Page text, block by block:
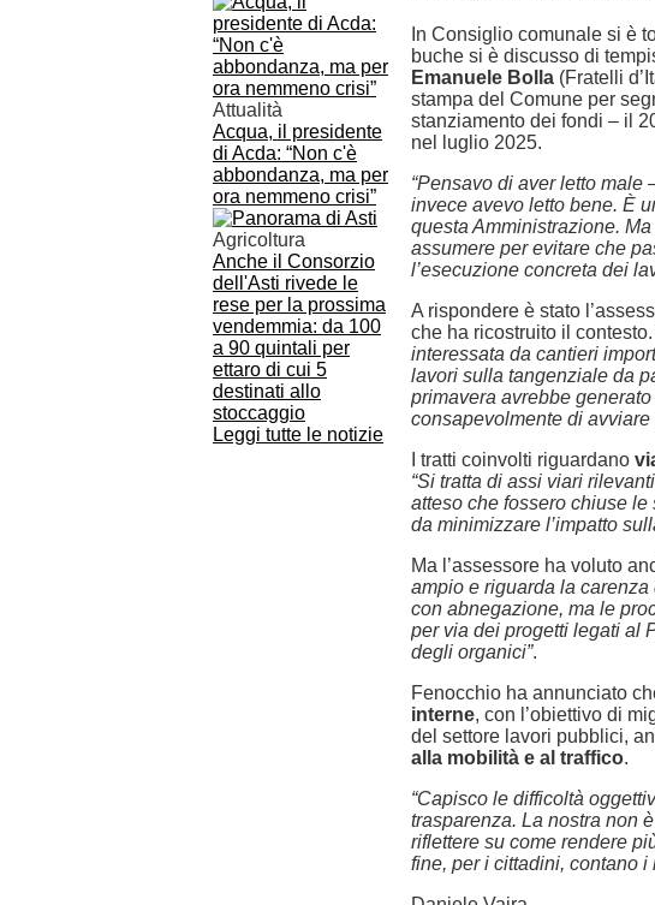
Attualità
Acqua, il presidente
di Acda: “Non c'è
abbondanza, ma per
ora nemmeno crisi”
Agricoltura
Anche il Consorzio
dell'Asti rivede le
rese per la prossima
vendemmia: da 100
a 90 quintali per
ettaro di cui 5
destinati allo
stoccaggio
Leggi tutte le notizie
In Consiglio comunale si è
buche si è discusso di
Emanuele Bolla (Fratelli
stampa del Comune per
stanziamento dei fondi – il
nel luglio 2025.
“Pensavo di aver letto male
invece avevo letto bene. È
questa Amministrazione.
assumere per evitare che
l’esecuzione concreta dei
A rispondere è stato
che ha ricostruito il contesto.
interessata da cantieri
lavori sulla tangenziale da
primavera avrebbe
consapevolmente di avviare
I tratti coinvolti riguardano
“Si tratta di assi viari
atteso che fossero chiuse
da minimizzare l’impatto
Ma l’assessore ha voluto
ampio e riguarda la
con abnegazione, ma le
per via dei progetti legati al
degli organici”.
Fenocchio ha annunciato
interne, con l’obiettivo di
del settore lavori pubblici,
alla mobilità e al traffico.
“Capisco le difficoltà
trasparenza. La nostra non
riflettere su come rendere
fine, per i cittadini, contano i